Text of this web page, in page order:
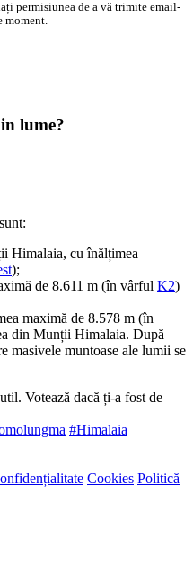
permisiunea de a vă trimite email-
moment.
lume?
Himalaia, cu înălțimea
);
de 8.611 m (în vârful K2)
maximă de 8.578 m (în
din Munții Himalaia. După
masivele muntoase ale lumii se
Votează dacă ți-a fost de
#Himalaia
Cookies Politică